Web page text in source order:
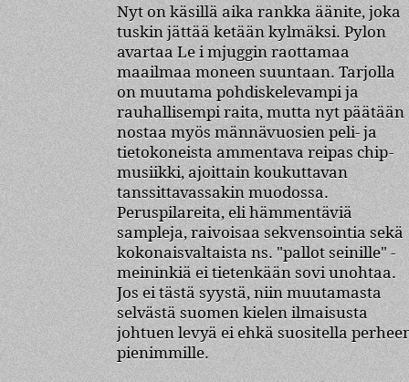
Nyt on käsillä aika rankka äänite, joka
tuskin jättää ketään kylmäksi. Pylon
avartaa Le i mjuggin raottamaa
maailmaa moneen suuntaan. Tarjolla
on muutama pohdiskelevampi ja
rauhallisempi raita, mutta nyt päätään
nostaa myös männävuosien peli- ja
tietokoneista ammentava reipas chip-
musiikki, ajoittain koukuttavan
tanssittavassakin muodossa.
Peruspilareita, eli hämmentäviä
sampleja, raivoisaa sekvensointia sekä
kokonaisvaltaista ns. "pallot seinille" -
meininkiä ei tietenkään sovi unohtaa.
Jos ei tästä syystä, niin muutamasta
selvästä suomen kielen ilmaisusta
johtuen levyä ei ehkä suositella
pienimmille.